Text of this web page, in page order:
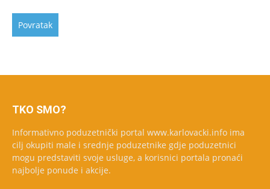
TKO SMO?
Informativno poduzetnički portal www.karlovacki.info ima
cilj okupiti male i srednje poduzetnike gdje poduzetnici
mogu predstaviti svoje usluge, a korisnici portala pronaći
najbolje ponude i akcije.